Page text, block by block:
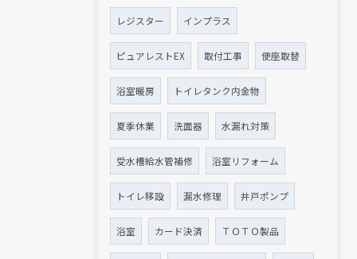
レジスター インプラス
ピュアレストEX 取付工事 便座取替
浴室暖房 トイレタンク内金物
夏季休業 洗面器 水漏れ対策
受水槽給水管補修 浴室リフォーム
トイレ移設 漏水修理 井戸ポンプ
浴室 カード決済 ＴＯＴＯ製品